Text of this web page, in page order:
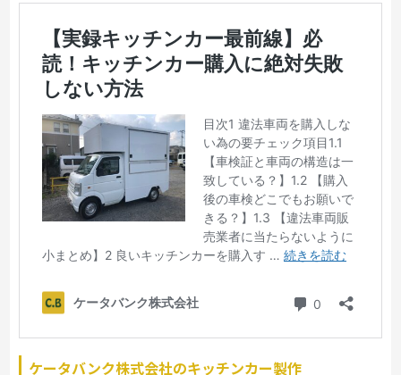
ケータバンク株式会社のキッチンカー製作